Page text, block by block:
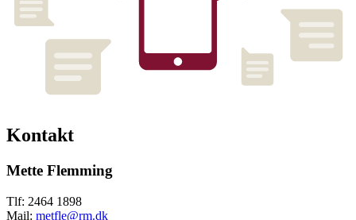
Kontakt
Mette Flemming
Tlf: 2464 1898
Mail: metfle@rm.dk